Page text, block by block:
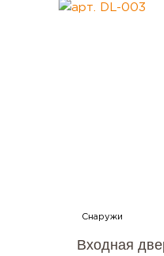
Входная